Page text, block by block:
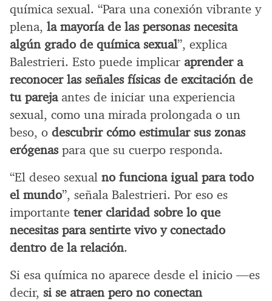
química sexual. “Para una conexión vibrante y
plena, la mayoría de las personas necesita
algún grado de química sexual”, explica
Balestrieri. Esto puede implicar aprender a
reconocer las señales físicas de excitación de
tu parejaantes de iniciar una experiencia
sexual, como una mirada prolongada o un
beso, o descubrir cómo estimular sus zonas
erógenaspara que su cuerpo responda.
“El deseo sexual no funciona igual para todo
el mundo”, señala Balestrieri. Por eso es
importante tener claridad sobre lo que
necesitas para sentirte vivo y conectado
dentro de la relación.
Si esa química no aparece desde el inicio —es
decir, si se atraen pero no conectan